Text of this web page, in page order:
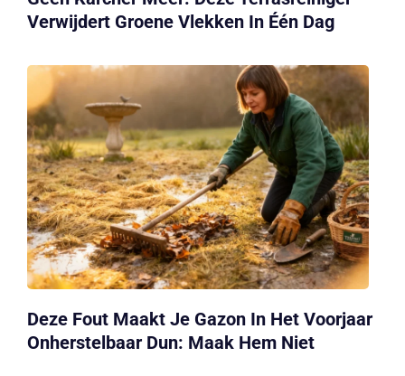
Verwijdert Groene Vlekken In Één Dag
Deze Fout Maakt Je Gazon In Het Voorjaar
Onherstelbaar Dun: Maak Hem Niet